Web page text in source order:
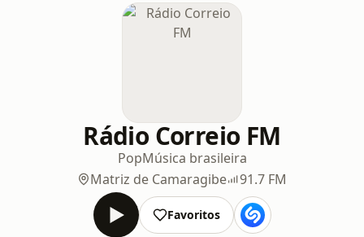
Rádio Correio FM
PopMúsica brasileira
Matriz de Camaragibe
91.7 FM
Favoritos